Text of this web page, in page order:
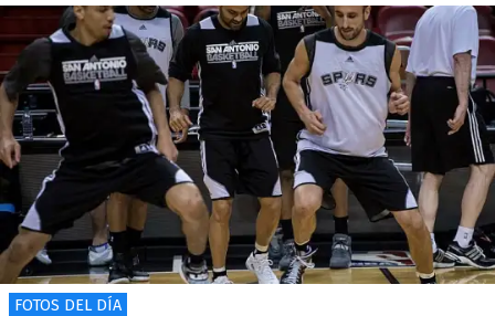
FOTOS DEL DÍA